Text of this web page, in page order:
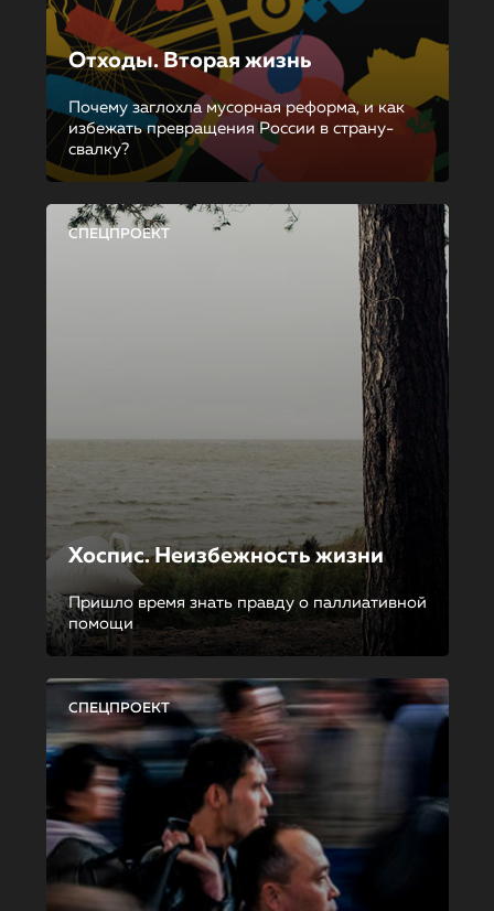
Отходы. Вторая жизнь
Почему заглохла мусорная реформа, и как
избежать превращения России в страну-
свалку?
СПЕЦПРОЕКТ
Хоспис. Неизбежность жизни
Пришло время знать правду о паллиативной
помощи
СПЕЦПРОЕКТ